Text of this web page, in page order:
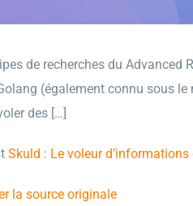
de recherches du Advanced
(également connu sous
des […]
Skuld : Le voleur
la source originale